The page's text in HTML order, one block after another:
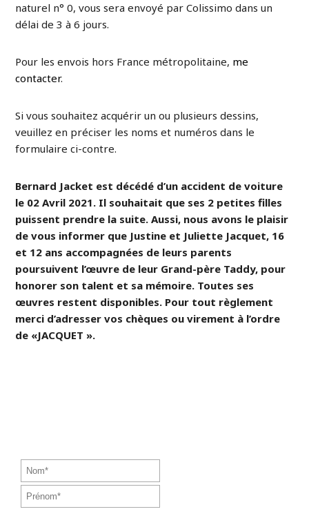
naturel n° 0, vous sera envoyé par Colissimo dans un
délai de 3 à 6 jours.
Pour les envois hors France métropolitaine, me
contacter.
Si vous souhaitez acquérir un ou plusieurs dessins,
veuillez en préciser les noms et numéros dans le
formulaire ci-contre.
Bernard Jacket est décédé d’un accident de voiture
le 02 Avril 2021. Il souhaitait que ses 2 petites filles
puissent prendre la suite. Aussi, nous avons le plaisir
de vous informer que Justine et Juliette Jacquet, 16
et 12 ans accompagnées de leurs parents
poursuivent l’œuvre de leur Grand-père Taddy, pour
honorer son talent et sa mémoire. Toutes ses
œuvres restent disponibles. Pour tout règlement
merci d’adresser vos chèques ou virement à l’ordre
de «JACQUET ».